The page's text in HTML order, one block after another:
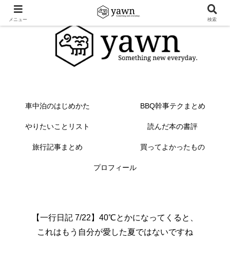
車中泊のはじめかた BBQ幹事テクまとめ
やりたいことリスト 読んだ本の書評
旅行記事まとめ 買ってよかったもの
プロフィール
【一行日記 7/22】40℃とかになってくると、
これはもう自分が愛した夏ではないですね
メニュー 検索